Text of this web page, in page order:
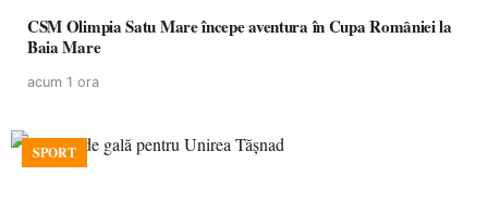
CSM Olimpia Satu Mare începe aventura în Cupa României la
Baia Mare
acum 1 ora
SPORT